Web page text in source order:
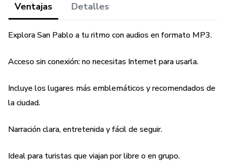
Ventajas Detalles
Explora San Pablo a tu ritmo con audios en formato MP3.
Acceso sin conexión: no necesitas Internet para usarla.
Incluye los lugares más emblemáticos y recomendados de
la ciudad.
Narración clara, entretenida y fácil de seguir.
Ideal para turistas que viajan por libre o en grupo.